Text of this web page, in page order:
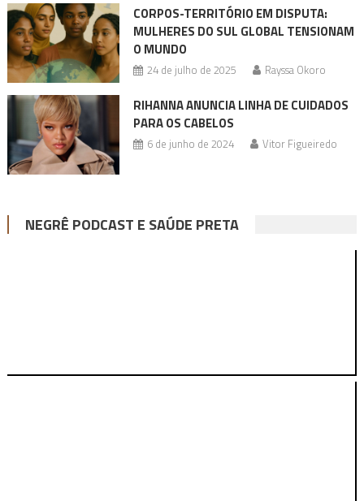
CORPOS-TERRITÓRIO EM DISPUTA:
MULHERES DO SUL GLOBAL TENSIONAM
O MUNDO
24 de julho de 2025 Rayssa Okoro
RIHANNA ANUNCIA LINHA DE CUIDADOS
PARA OS CABELOS
6 de junho de 2024 Vitor Figueiredo
NEGRÊ PODCAST E SAÚDE PRETA